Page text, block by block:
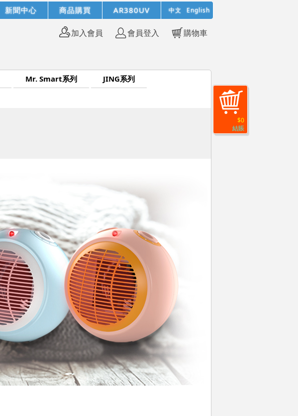
新聞中心 商品購買 AR380UV 中文 English
加入會員 會員登入 購物車
$0
結賬
Mr. Smart系列
JING系列